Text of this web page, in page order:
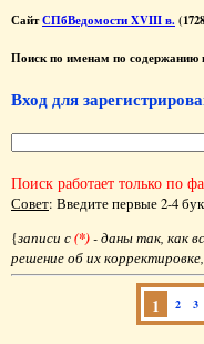
СайтСПбВедомости XVIII в.
Поиск по именам по содержанию
Вход для
Поиск работает только по
Совет: Введите первые 2-4
{записи с(*)- даны так, как
решение об их
1 2 3